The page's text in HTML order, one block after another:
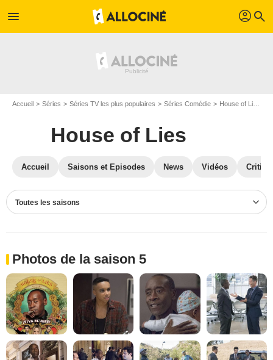
menu profil search
Accueil Séries Séries TV les plus populaires Séries Comédie House of Lies
House of Lies
Accueil Saisons et Episodes News Vidéos
Toutes les saisons
Photos de la saison 5